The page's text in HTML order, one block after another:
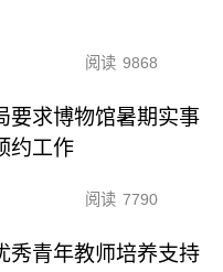
阅读 9868
要求博物馆暑期实事
约工作
阅读 7790
秀青年教师培养支持